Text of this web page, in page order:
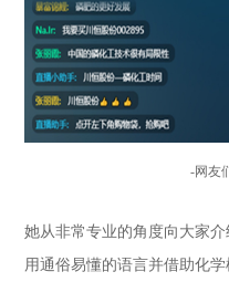
-网友
她从非常专业的角度向大家
用通俗易懂的语言并借助化